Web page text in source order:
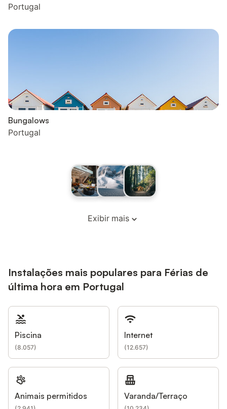
Portugal
Bungalows
Portugal
Exibir mais
Instalações mais populares para Férias de
última hora em Portugal
Piscina
(8.057)
Internet
(12.657)
Animais permitidos Varanda/Terraço